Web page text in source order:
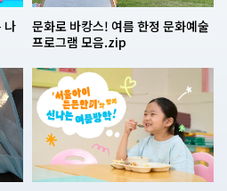
나
문화로 바캉스! 여름 한정 문화예술
프로그램 모음.zip